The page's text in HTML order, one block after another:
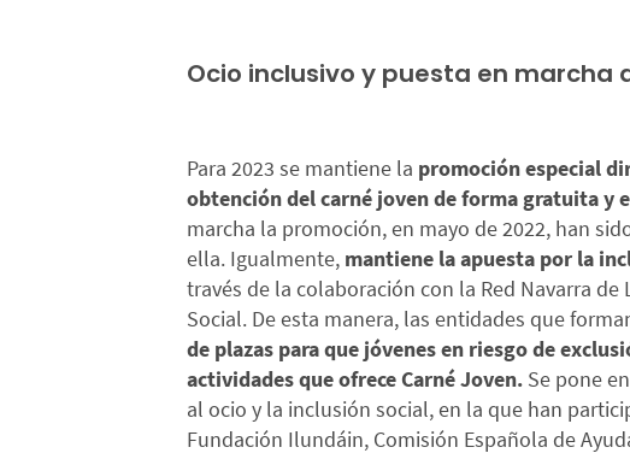
Ocio inclusivo y puesta en marcha
Para 2023 se mantiene la promoción especial
obtención del carné joven de forma gratuita y
marcha la promoción, en mayo de 2022, han
ella. Igualmente, mantiene la apuesta por la
través de la colaboración con la Red Navarra
Social. De esta manera, las entidades que
de plazas para que jóvenes en riesgo de
actividades que ofrece Carné Joven. Se pone
al ocio y la inclusión social, en la que han
Fundación Ilundáin, Comisión Española de